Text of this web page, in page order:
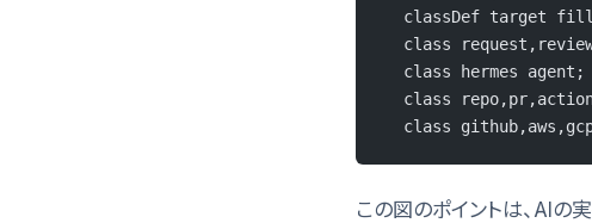
classDef target
class
  class hermes agent;
class
class
この図のポイントは、AIの